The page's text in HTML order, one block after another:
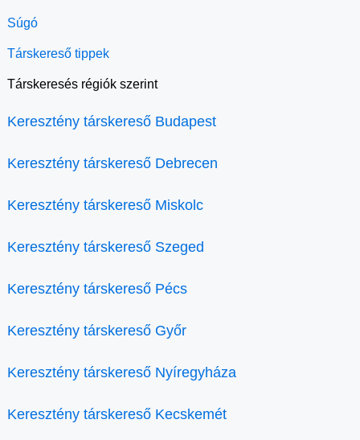
Súgó
Társkereső tippek
Társkeresés régiók szerint
Keresztény társkereső Budapest
Keresztény társkereső Debrecen
Keresztény társkereső Miskolc
Keresztény társkereső Szeged
Keresztény társkereső Pécs
Keresztény társkereső Győr
Keresztény társkereső Nyíregyháza
Keresztény társkereső Kecskemét